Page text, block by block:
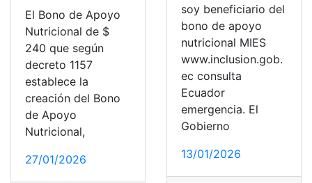
El Bono de Apoyo
Nutricional de $
240 que según
decreto 1157
establece la
creación del Bono
de Apoyo
Nutricional,
27/01/2026
soy beneficiario del
bono de apoyo
nutricional MIES
www.inclusion.gob.
ec consulta
Ecuador
emergencia. El
Gobierno
13/01/2026